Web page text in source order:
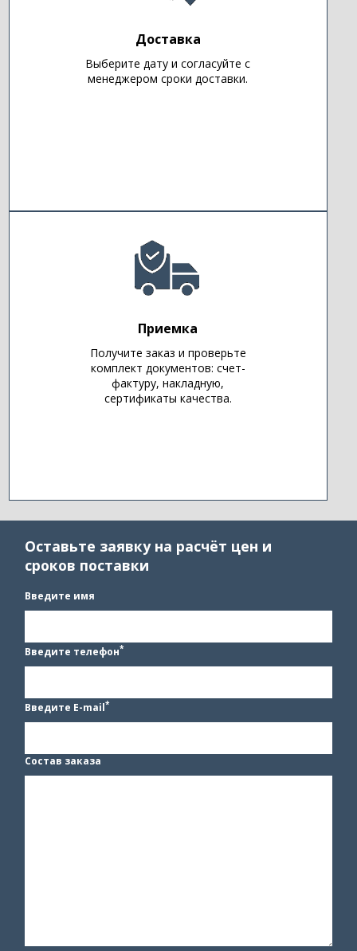
Доставка
Выберите дату и согласуйте с
менеджером сроки доставки.
Приемка
Получите заказ и проверьте
комплект документов: счет-
фактуру, накладную,
сертификаты качества.
Оставьте заявку на расчёт цен и
сроков поставки
Введите имя
Введите телефон*
Введите E-mail*
Состав заказа